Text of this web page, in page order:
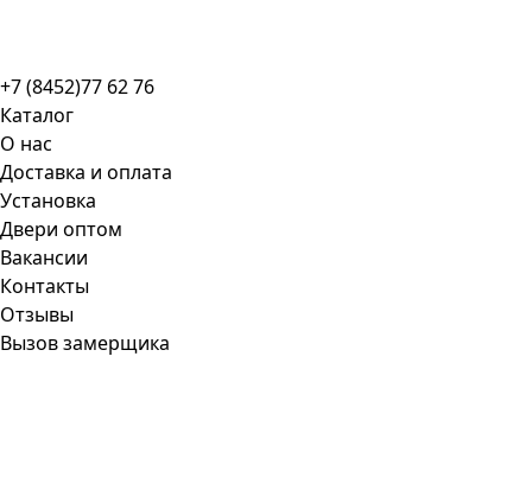
+7 (8452)77 62 76
Каталог
О нас
Доставка и оплата
Установка
Двери оптом
Вакансии
Контакты
Отзывы
Вызов замерщика